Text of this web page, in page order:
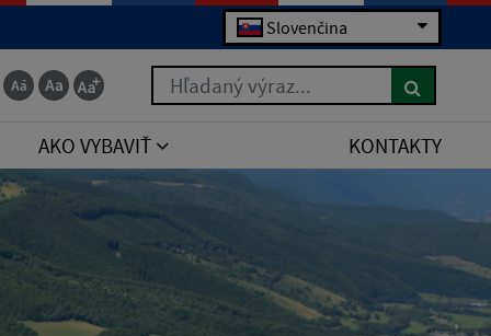
Slovenčina
Hľadaný výraz...
AKO VYBAVIŤ KONTAKTY